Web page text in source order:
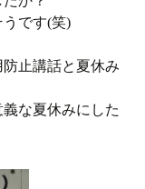
です(笑)
止講話と夏休み
な夏休みにした